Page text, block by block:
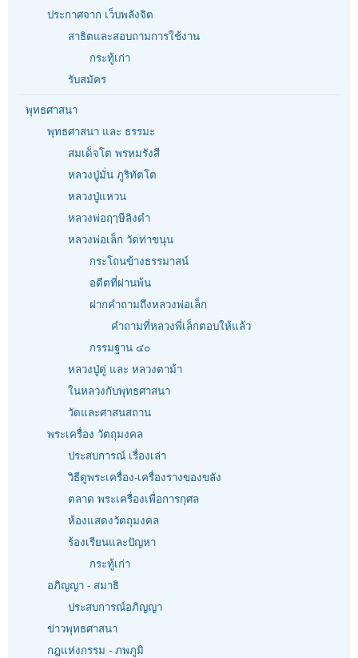
ประกาศจาก เว็บพลังจิต
สาธิตและสอบถามการใช้งาน
กระทู้เก่า
รับสมัคร
พุทธศาสนา
พุทธศาสนา และ ธรรมะ
สมเด็จโต พรหมรังสี
หลวงปู่มั่น ภูริทัตโต
หลวงปู่แหวน
หลวงพ่อฤๅษีลิงดำ
หลวงพ่อเล็ก วัดท่าขนุน
กระโถนข้างธรรมาสน์
อดีตที่ผ่านพ้น
ฝากคำถามถึงหลวงพ่อเล็ก
คำถามที่หลวงพี่เล็กตอบให้แล้ว
กรรมฐาน ๔๐
หลวงปู่ดู่ และ หลวงตาม้า
ในหลวงกับพุทธศาสนา
วัดและศาสนสถาน
พระเครื่อง วัตถุมงคล
ประสบการณ์ เรื่องเล่า
วิธีดูพระเครื่อง-เครื่องรางของขลัง
ตลาด พระเครื่องเพื่อการกุศล
ห้องแสดงวัตถุมงคล
ร้องเรียนและปัญหา
กระทู้เก่า
อภิญญา - สมาธิ
ประสบการณ์อภิญญา
ข่าวพุทธศาสนา
กฎแห่งกรรม - ภพภูมิ